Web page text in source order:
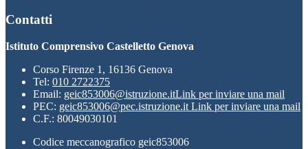
Contatti
Istituto Comprensivo Castelletto Genova
Corso Firenze 1, 16136 Genova
Tel: 010 2722375
Email: geic853006@istruzione.itLink per inviare una mail
PEC: geic853006@pec.istruzione.it Link per inviare una mail
C.F.: 80049030101
Codice meccanografico geic853006